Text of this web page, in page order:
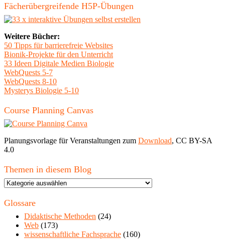
Fächerübergreifende H5P-Übungen
Weitere Bücher:
50 Tipps für barrierefreie Websites
Bionik-Projekte für den Unterricht
33 Ideen Digitale Medien Biologie
WebQuests 5-7
WebQuests 8-10
Mysterys Biologie 5-10
Course Planning Canvas
Planungsvorlage für Veranstaltungen zum Download, CC BY-SA
4.0
Themen in diesem Blog
Themen
diesem
Glossare
Didaktische Methoden (24)
Web (173)
wissenschaftliche Fachsprache (160)